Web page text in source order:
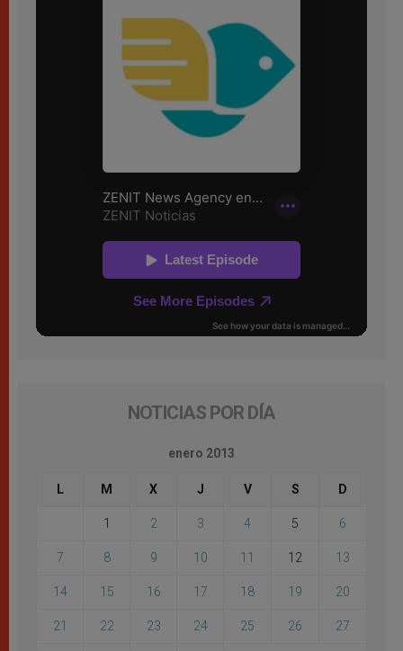
NOTICIAS POR DÍA
enero 2013
L M X J V S D
1 2 3 4 5 6
7 8 9 10 11 12 13
14 15 16 17 18 19 20
21 22 23 24 25 26 27